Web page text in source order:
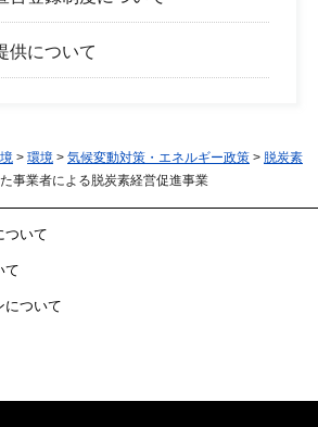
供について
> 環境 > 気候変動対策・エネルギー政策 > 脱炭素
事業者による脱炭素経営促進事業
ついて
て
について